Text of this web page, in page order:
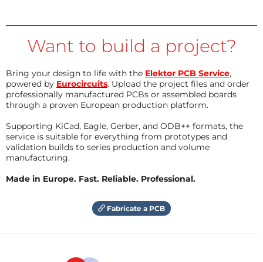
Want to build a project?
Bring your design to life with the Elektor PCB Service,
powered by Eurocircuits. Upload the project files and order
professionally manufactured PCBs or assembled boards
through a proven European production platform.
Supporting KiCad, Eagle, Gerber, and ODB++ formats, the
service is suitable for everything from prototypes and
validation builds to series production and volume
manufacturing.
Made in Europe. Fast. Reliable. Professional.
Fabricate a PCB